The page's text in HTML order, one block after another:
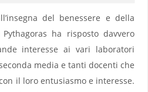
del benessere e della
ha risposto davvero
interesse ai vari laboratori
media e tanti docenti che
il loro entusiasmo e interesse.